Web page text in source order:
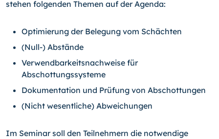
stehen folgenden Themen auf der Agenda:
Optimierung der Belegung vom Schächten
(Null-) Abstände
Verwendbarkeitsnachweise für
Abschottungssysteme
Dokumentation und Prüfung von Abschottungen
(Nicht wesentliche) Abweichungen
Im Seminar soll den Teilnehmern die notwendige